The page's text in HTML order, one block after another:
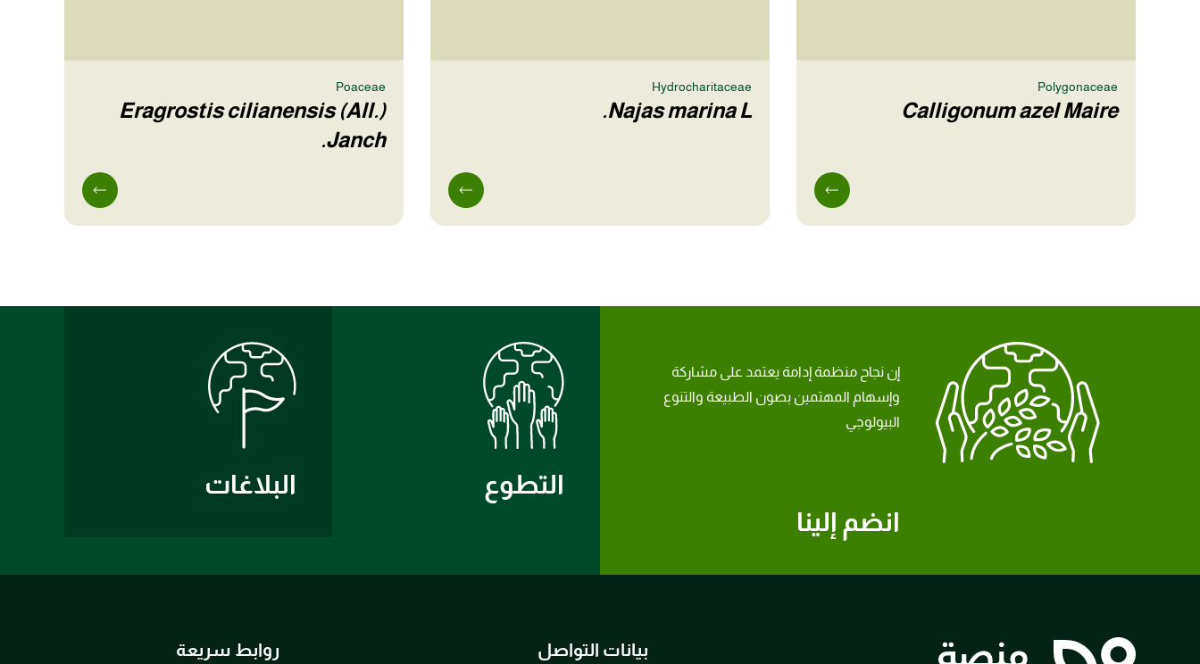
Polygonaceae
Calligonum azel Maire
Hydrocharitaceae
Najas marina L.
Poaceae
Eragrostis cilianensis (All.)
Janch.
انضم إلينا
إن نجاح منظمة إدامة يعتمد على مشاركة
وإسهام المهتمين بصون الطبيعة والتنوع
البيولوجي
التطوع البلاغات
بيانات التواصل روابط سريعة